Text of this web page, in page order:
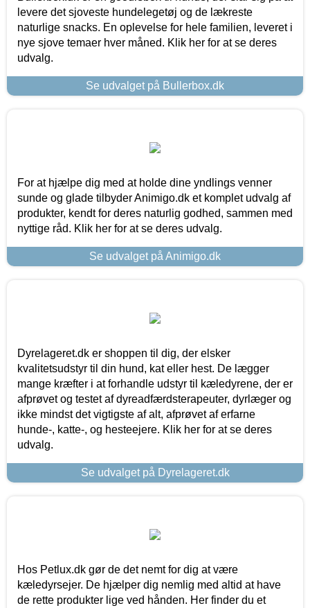
levere det sjoveste hundelegetøj og de lækreste
naturlige snacks. En oplevelse for hele familien, leveret i
nye sjove temaer hver måned. Klik her for at se deres
udvalg.
Se udvalget på Bullerbox.dk
For at hjælpe dig med at holde dine yndlings venner
sunde og glade tilbyder Animigo.dk et komplet udvalg af
produkter, kendt for deres naturlig godhed, sammen med
nyttige råd. Klik her for at se deres udvalg.
Se udvalget på Animigo.dk
Dyrelageret.dk er shoppen til dig, der elsker
kvalitetsudstyr til din hund, kat eller hest. De lægger
mange kræfter i at forhandle udstyr til kæledyrene, der er
afprøvet og testet af dyreadfærdsterapeuter, dyrlæger og
ikke mindst det vigtigste af alt, afprøvet af erfarne
hunde-, katte-, og hesteejere. Klik her for at se deres
udvalg.
Se udvalget på Dyrelageret.dk
Hos Petlux.dk gør de det nemt for dig at være
kæledyrsejer. De hjælper dig nemlig med altid at have
de rette produkter lige ved hånden. Her finder du et